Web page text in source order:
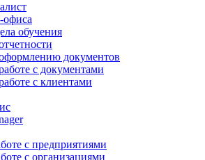
офиса
обучения
документов
с документами
с клиентами
с предприятиями
с организациями